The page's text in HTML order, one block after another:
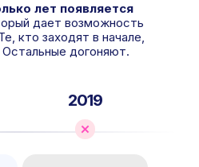
лет появляется
дает возможность
кто заходят в начале,
Остальные догоняют.
2019
5 минут
время ее
выполнит
нейросеть
5 минут